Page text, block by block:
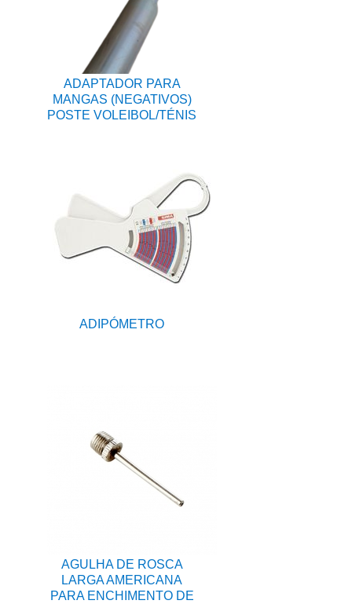
ADAPTADOR PARA
MANGAS (NEGATIVOS)
POSTE VOLEIBOL/TÉNIS
ADIPÓMETRO
AGULHA DE ROSCA
LARGA AMERICANA
PARA ENCHIMENTO DE